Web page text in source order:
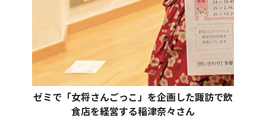
ゼミで「女将さんごっこ」を企画した諏訪で飲
食店を経営する稲津奈々さん